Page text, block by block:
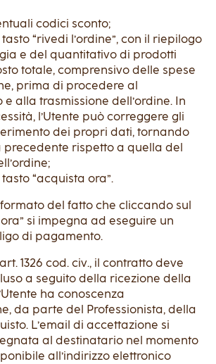
codici sconto;
“rivedi l’ordine”, con il riepilogo
e del quantitativo di prodotti
totale, comprensivo delle spese
prima di procedere al
alla trasmissione dell’ordine. In
l’Utente può correggere gli
dei propri dati, tornando
rispetto a quella del
“acquista ora”.
del fatto che cliccando sul
si impegna ad eseguire un
di pagamento.
1326 cod. civ., il contratto deve
a seguito della ricezione della
ha conoscenza
da parte del Professionista, della
L’email di accettazione si
al destinatario nel momento
all’indirizzo elettronico